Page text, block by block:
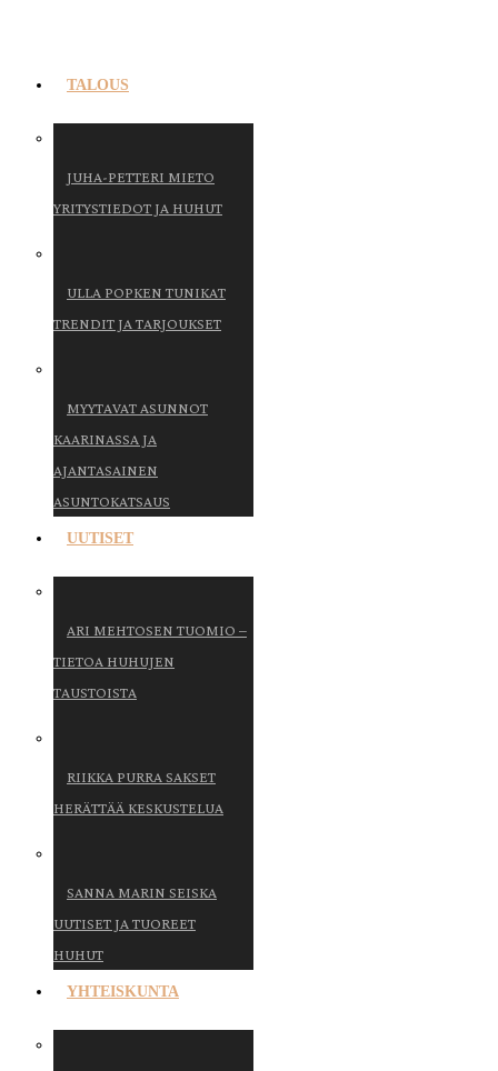
TALOUS
JUHA-PETTERI MIETO
YRITYSTIEDOT JA HUHUT
ULLA POPKEN TUNIKAT
TRENDIT JA TARJOUKSET
MYYTAVAT ASUNNOT
KAARINASSA JA
AJANTASAINEN
ASUNTOKATSAUS
UUTISET
ARI MEHTOSEN TUOMIO –
TIETOA HUHUJEN
TAUSTOISTA
RIIKKA PURRA SAKSET
HERÄTTÄÄ KESKUSTELUA
SANNA MARIN SEISKA
UUTISET JA TUOREET
HUHUT
YHTEISKUNTA